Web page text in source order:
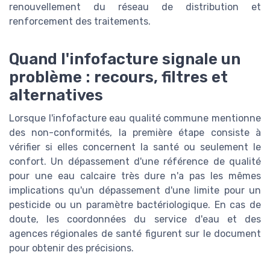
renouvellement du réseau de distribution et
renforcement des traitements.
Quand l'infofacture signale un
problème : recours, filtres et
alternatives
Lorsque l'infofacture eau qualité commune mentionne
des non-conformités, la première étape consiste à
vérifier si elles concernent la santé ou seulement le
confort. Un dépassement d'une référence de qualité
pour une eau calcaire très dure n'a pas les mêmes
implications qu'un dépassement d'une limite pour un
pesticide ou un paramètre bactériologique. En cas de
doute, les coordonnées du service d'eau et des
agences régionales de santé figurent sur le document
pour obtenir des précisions.